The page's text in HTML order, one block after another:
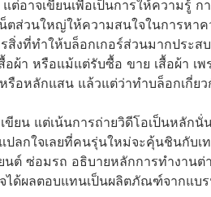
ต่อาจเขียนเพื่อเป็นการให้ความรู้
ตส่วนใหญ่ให้ความสนใจในการหาค
สิ่งที่ทำให้บล็อกเกอร์ส่วนมากประส
ผ้า หรือแม้แต่รับซื้อ ขาย เสื้อผ้า เ
อหลักแสน แล้วแต่ว่าทำบล็อกเกี่ยว
ยน แต่เน้นการถ่ายวิดีโอเป็นหลักนั่น
ปลกใจเลยที่คนรุ่นใหม่จะคุ้นชินกับเ
นต์ ซ่อมรถ อธิบายหลักการทำงานต่
ได้ผลตอบแทนเป็นผลิตภัณฑ์จากแบ